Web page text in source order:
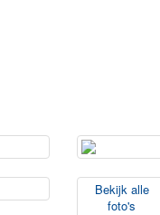
Bekijk alle
foto's